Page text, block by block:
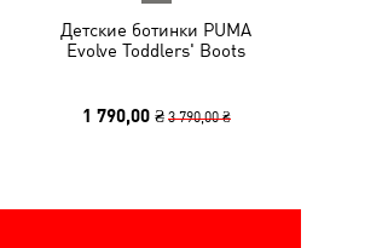
Детские ботинки PUMA
Evolve Toddlers' Boots
1 790,00 ₴ 3 790,00 ₴